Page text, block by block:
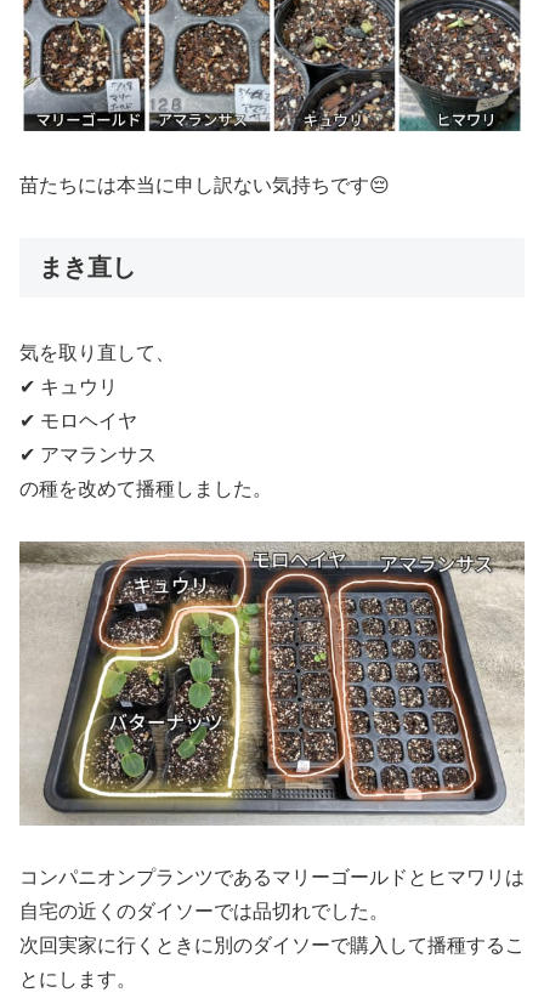
苗たちには本当に申し訳ない気持ちです😔
まき直し
気を取り直して、
✔ キュウリ
✔ モロヘイヤ
✔ アマランサス
の種を改めて播種しました。
コンパニオンプランツであるマリーゴールドとヒマワリは
自宅の近くのダイソーでは品切れでした。
次回実家に行くときに別のダイソーで購入して播種するこ
とにします。